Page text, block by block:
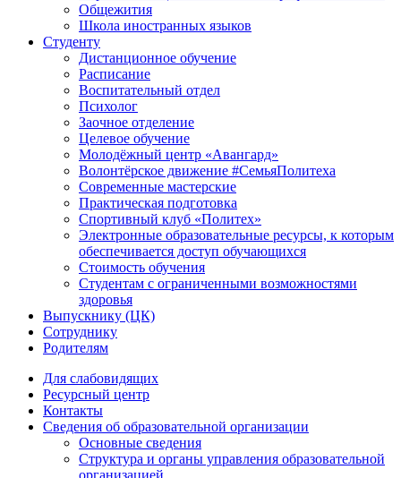
Общежития
Школа иностранных языков
Студенту
Дистанционное обучение
Расписание
Воспитательный отдел
Психолог
Заочное отделение
Целевое обучение
Молодёжный центр «Авангард»
Волонтёрское движение #СемьяПолитеха
Современные мастерские
Практическая подготовка
Спортивный клуб «Политех»
Электронные образовательные ресурсы, к которым
обеспечивается доступ обучающихся
Стоимость обучения
Студентам с ограниченными возможностями
здоровья
Выпускнику (ЦК)
Сотруднику
Родителям
Для слабовидящих
Ресурсный центр
Контакты
Сведения об образовательной организации
Основные сведения
Структура и органы управления образовательной
организацией